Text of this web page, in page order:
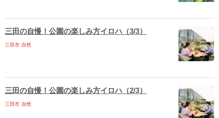
三田の自慢！公園の楽しみ方イロハ（3/3）
三田市 自然
三田の自慢！公園の楽しみ方イロハ（2/3）
三田市 自然